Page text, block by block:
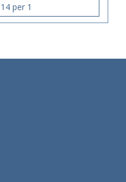
per 1